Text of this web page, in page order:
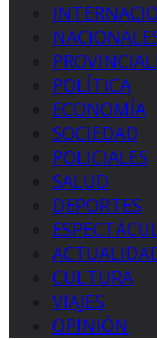
POLÍTICA
ECONOMÍA
SOCIEDAD
POLICIALES
SALUD
DEPORTES
CULTURA
VIAJES
OPINIÓN